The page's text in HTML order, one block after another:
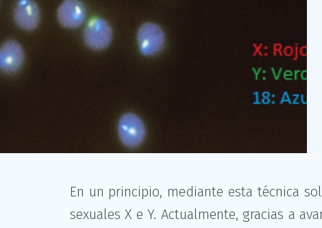
En un principio, mediante esta técnica
sexuales X e Y. Actualmente, gracias a